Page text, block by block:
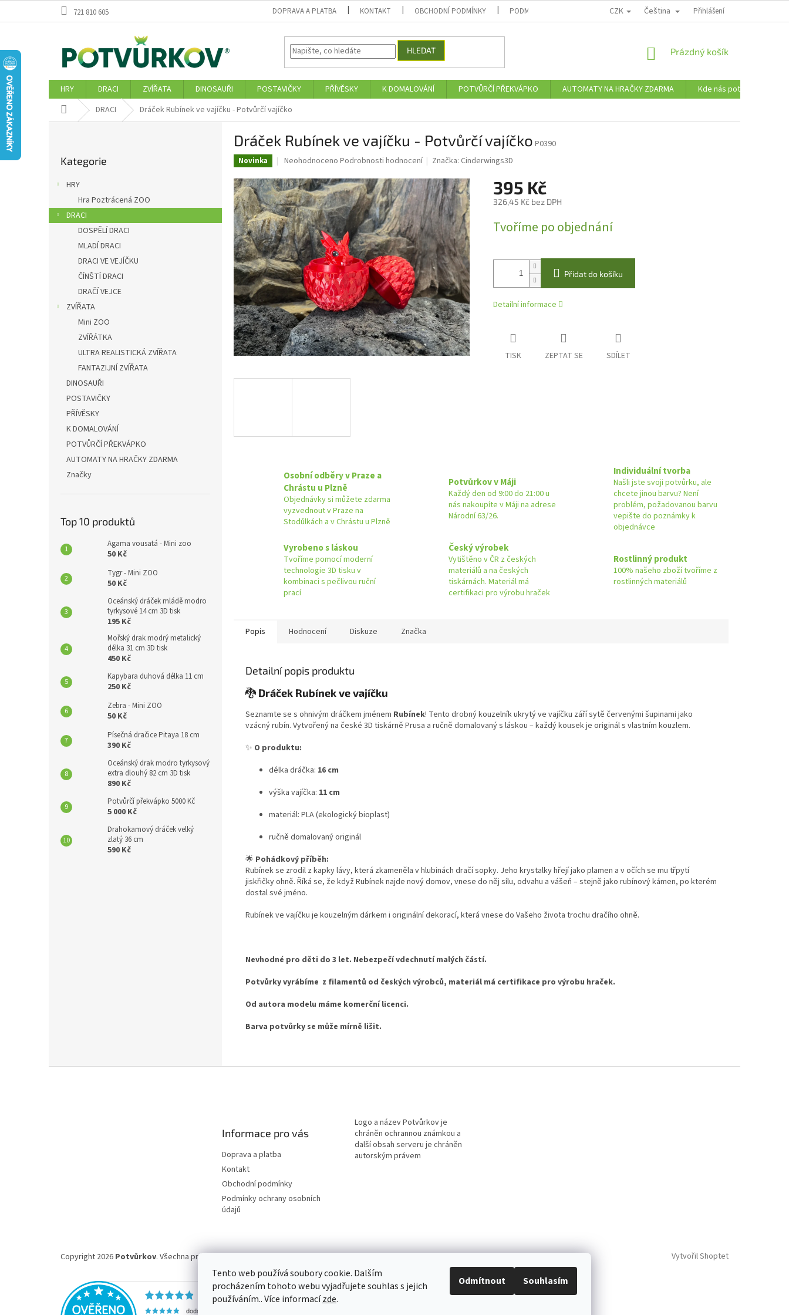
Tento web používá soubory cookie. Dalším
procházením tohoto webu vyjadřujete souhlas s jejich
používáním.. Více informacízde.
Odmítnout Souhlasím
721 810 605 DOPRAVA A PLATBA KONTAKT OBCHODNÍ PODMÍNKY PODMÍNKY OCHRANY OSOBNÍCH ÚDAJŮ
CZK Čeština Přihlášení
HLEDAT
NÁKUPNÍ
Prázdný košík
HRY DRACI ZVÍŘATA DINOSAUŘI POSTAVIČKY PŘÍVĚSKY K DOMALOVÁNÍ POTVŮRČÍ PŘEKVÁPKO AUTOMATY NA HRAČKY ZDARMA Kde nás potkáte
Domů DRACI Dráček Rubínek ve vajíčku - Potvůrčí vajíčko
n
kategorie
Kategorie
HRY
Hra Poztrácená ZOO
DRACI
DOSPĚLÍ DRACI
MLADÍ DRACI
DRACI VE VEJÍČKU
ČÍNŠTÍ DRACI
DRAČÍ VEJCE
ZVÍŘATA
Mini ZOO
ZVÍŘÁTKA
ULTRA REALISTICKÁ ZVÍŘATA
FANTAZIJNÍ ZVÍŘATA
DINOSAUŘI
POSTAVIČKY
PŘÍVĚSKY
K DOMALOVÁNÍ
POTVŮRČÍ PŘEKVÁPKO
AUTOMATY NA HRAČKY ZDARMA
Značky
Top 10 produktů
Agama vousatá - Mini zoo
50 Kč
Tygr - Mini ZOO
50 Kč
Oceánský dráček mládě modro
tyrkysové 14 cm 3D tisk
195 Kč
Mořský drak modrý metalický
délka 31 cm 3D tisk
450 Kč
Kapybara duhová délka 11 cm
250 Kč
Zebra - Mini ZOO
50 Kč
Písečná dračice Pitaya 18 cm
390 Kč
Oceánský drak modro tyrkysový
extra dlouhý 82 cm 3D tisk
890 Kč
Potvůrčí překvápko 5000 Kč
5 000 Kč
Drahokamový dráček velký
zlatý 36 cm
590 Kč
Dráček Rubínek ve vajíčku - Potvůrčí vajíčko P0390
Novinka
Průměrné
produktu
je
0,0
z
5
hvězdiček.
Neohodnoceno Podrobnosti hodnocení Značka: Cinderwings3D
395 Kč
326,45 Kč bez DPH
cena:
Tvoříme po objednání
Přidat do košíku
Detailní informace
TISK ZEPTAT SE SDÍLET
Osobní odběry v Praze a
Chrástu u Plzně
Objednávky si můžete zdarma
vyzvednout v Praze na
Stodůlkách a v Chrástu u Plzně
Potvůrkov v Máji
Každý den od 9:00 do 21:00 u
nás nakoupíte v Máji na adrese
Národní 63/26.
Individuální tvorba
Našli jste svoji potvůrku, ale
chcete jinou barvu? Není
problém, požadovanou barvu
vepište do poznámky k
objednávce
Vyrobeno s láskou
Tvoříme pomocí moderní
technologie 3D tisku v
kombinaci s pečlivou ruční
prací
Český výrobek
Vytištěno v ČR z českých
materiálů a na českých
tiskárnách. Materiál má
certifikaci pro výrobu hraček
Rostlinný produkt
100% našeho zboží tvoříme z
rostlinných materiálů
Popis Hodnocení Diskuze Značka
Detailní popis produktu
🐉 Dráček Rubínek ve vajíčku
Seznamte se s ohnivým dráčkem jménem Rubínek! Tento drobný kouzelník ukrytý ve vajíčku září sytě červenými šupinami jako
vzácný rubín. Vytvořený na české 3D tiskárně Prusa a ručně domalovaný s láskou – každý kousek je originál s vlastním kouzlem.
✨ O produktu:
délka dráčka: 16 cm
výška vajíčka: 11 cm
materiál: PLA (ekologický bioplast)
ručně domalovaný originál
🌟 Pohádkový příběh:
Rubínek se zrodil z kapky lávy, která zkameněla v hlubinách dračí sopky. Jeho krystalky hřejí jako plamen a v očích se mu třpytí
jiskřičky ohně. Říká se, že když Rubínek najde nový domov, vnese do něj sílu, odvahu a vášeň – stejně jako rubínový kámen, po kterém
dostal své jméno.
Rubínek ve vajíčku je kouzelným dárkem i originální dekorací, která vnese do Vašeho života trochu dračího ohně.
Nevhodné pro děti do 3 let. Nebezpečí vdechnutí malých částí.
Potvůrky vyrábíme z filamentů od českých výrobců, materiál má certifikace pro výrobu hraček.
Od autora modelu máme komerční licenci.
Barva potvůrky se může mírně lišit.
Informace pro vás
Doprava a platba
Kontakt
Obchodní podmínky
Podmínky ochrany osobních
údajů
Logo a název Potvůrkov je
chráněn ochrannou známkou a
další obsah serveru je chráněn
autorským právem
Vytvořil Shoptet
Copyright 2026 Potvůrkov. Všechna práva vyhrazena.